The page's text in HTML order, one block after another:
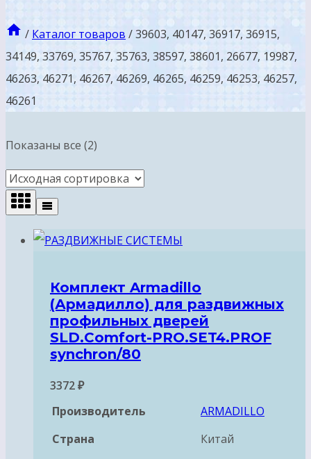
/ Каталог товаров /39603, 40147, 36917, 36915,
34149, 33769, 35767, 35763, 38597, 38601, 26677, 19987,
46263, 46271, 46267, 46269, 46265, 46259, 46253, 46257,
46261
Показаны все (2)
Комплект Armadillo
(Армадилло) для раздвижных
профильных дверей
SLD.Comfort-PRO.SET4.PROF
synchron/80
3372₽
Производитель
ARMADILLO
Страна
Китай